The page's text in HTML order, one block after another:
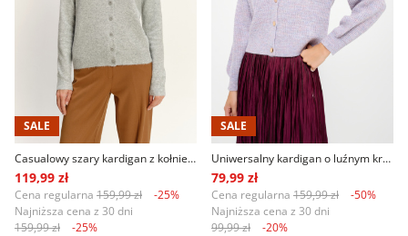
SALE
Casualowy szary kardigan z kołnierzykiem
119,99 zł
Cena regularna 159,99 zł
-25%
Najniższa cena z 30 dni
159,99 zł
-25%
SALE
Uniwersalny kardigan o luźnym kroju
79,99 zł
Cena regularna 159,99 zł
-50%
Najniższa cena z 30 dni
99,99 zł
-20%